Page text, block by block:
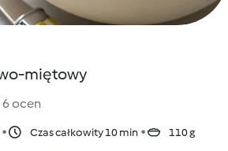
miętowy
6 ocen
Czas całkowity 10 min 110 g